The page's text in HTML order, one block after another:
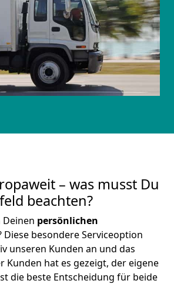
– was musst Du
beachten?
Deinen persönlichen
Diese besondere Serviceoption
unseren Kunden an und das
Kunden hat es gezeigt, der eigene
die beste Entscheidung für beide